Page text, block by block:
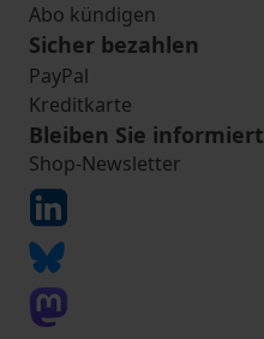
Abo kündigen
Sicher bezahlen
PayPal
Kreditkarte
Bleiben Sie informiert
Shop-Newsletter